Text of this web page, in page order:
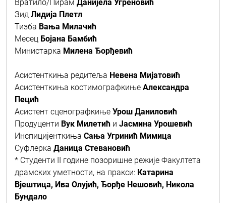
Вратило/Пирам Данијела Угреновић
Зид Лидија Плетл
Тизба Вања Милачић
Месец Бојана Бамбић
Министарка Милена Ђорђевић
Асистенткиња редитеља Невена Мијатовић
Асистенткиња костимографкиње Александра
Пецић
Асистент сценографкиње Урош Даниловић
Продуценти Вук Милетић и Јасмина Урошевић
Инспицијенткиња Сања Угринић Мимица
Суфлерка Даница Стевановић
* Студенти II године позоришне режије Факултета
драмских уметности, на пракси: Катарина
Вјештица, Ива Олујић, Ђорђе Нешовић, Никола
Бундало